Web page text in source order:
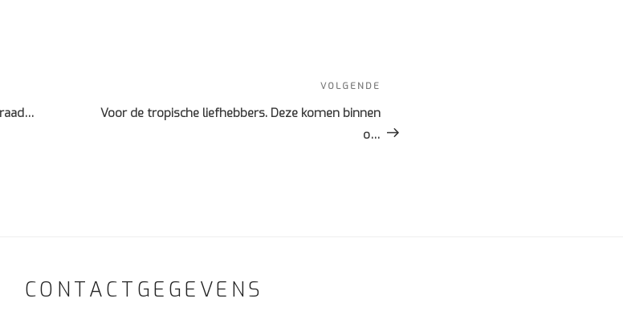
bericht
VOLGENDE
Voor de tropische liefhebbers. Deze komen binnen
o…
CONTACTGEGEVENS